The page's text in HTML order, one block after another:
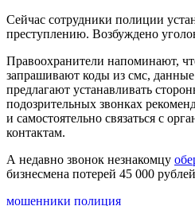
ЗОЖ
07.08.2026 | 18:24
четырех пляжах
07.08.2026 | 18:22
Вячеслав Федорищев впервые
развитие Самарской области"
07.08.2026 | 18:21
В Тольятти отремонтируют
"Самара в движении": расписание
августа
Сейчас сотрудники полиции
преступлению. Возбуждено
Правоохранители напоминают,
запрашивают коды из смс,
предлагают устанавливать
подозрительных звонках
и самостоятельно связаться с
контактам.
А недавно звонок незнакомцу
бизнесмена потерей 45 000
мошенники полиция